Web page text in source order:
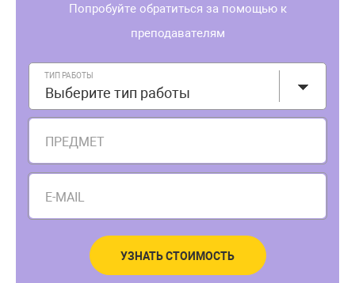
Попробуйте обратиться за помощью к
преподавателям
ТИП РАБОТЫ
Выберите тип работы
ПРЕДМЕТ
E-MAIL
УЗНАТЬ СТОИМОСТЬ